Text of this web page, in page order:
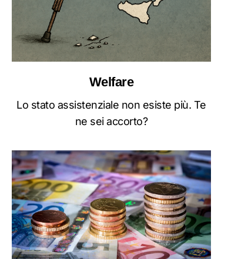
Welfare
Lo stato assistenziale non esiste più. Te
ne sei accorto?